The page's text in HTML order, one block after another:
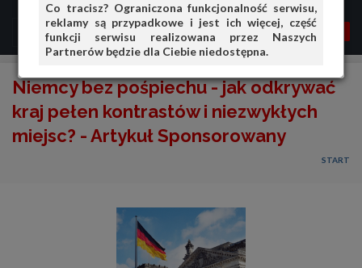
Co tracisz? Ograniczona funkcjonalność serwisu,
reklamy są przypadkowe i jest ich więcej, część
funkcji serwisu realizowana przez Naszych
Partnerów będzie dla Ciebie niedostępna.
MENU MOJA AG
PRZEGLĄD
OGŁOSZENIA
OFERTA DLA FIRM
HISTORIA
Niemcy bez pośpiechu - jak odkrywać
kraj pełen kontrastów i niezwykłych
miejsc? - Artykuł Sponsorowany
START